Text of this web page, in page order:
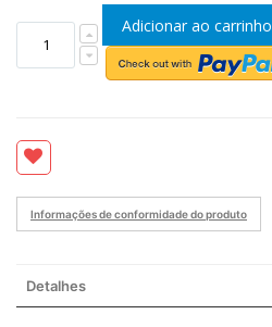
Adicionar ao carrinho
Informações de conformidade do produto
Detalhes